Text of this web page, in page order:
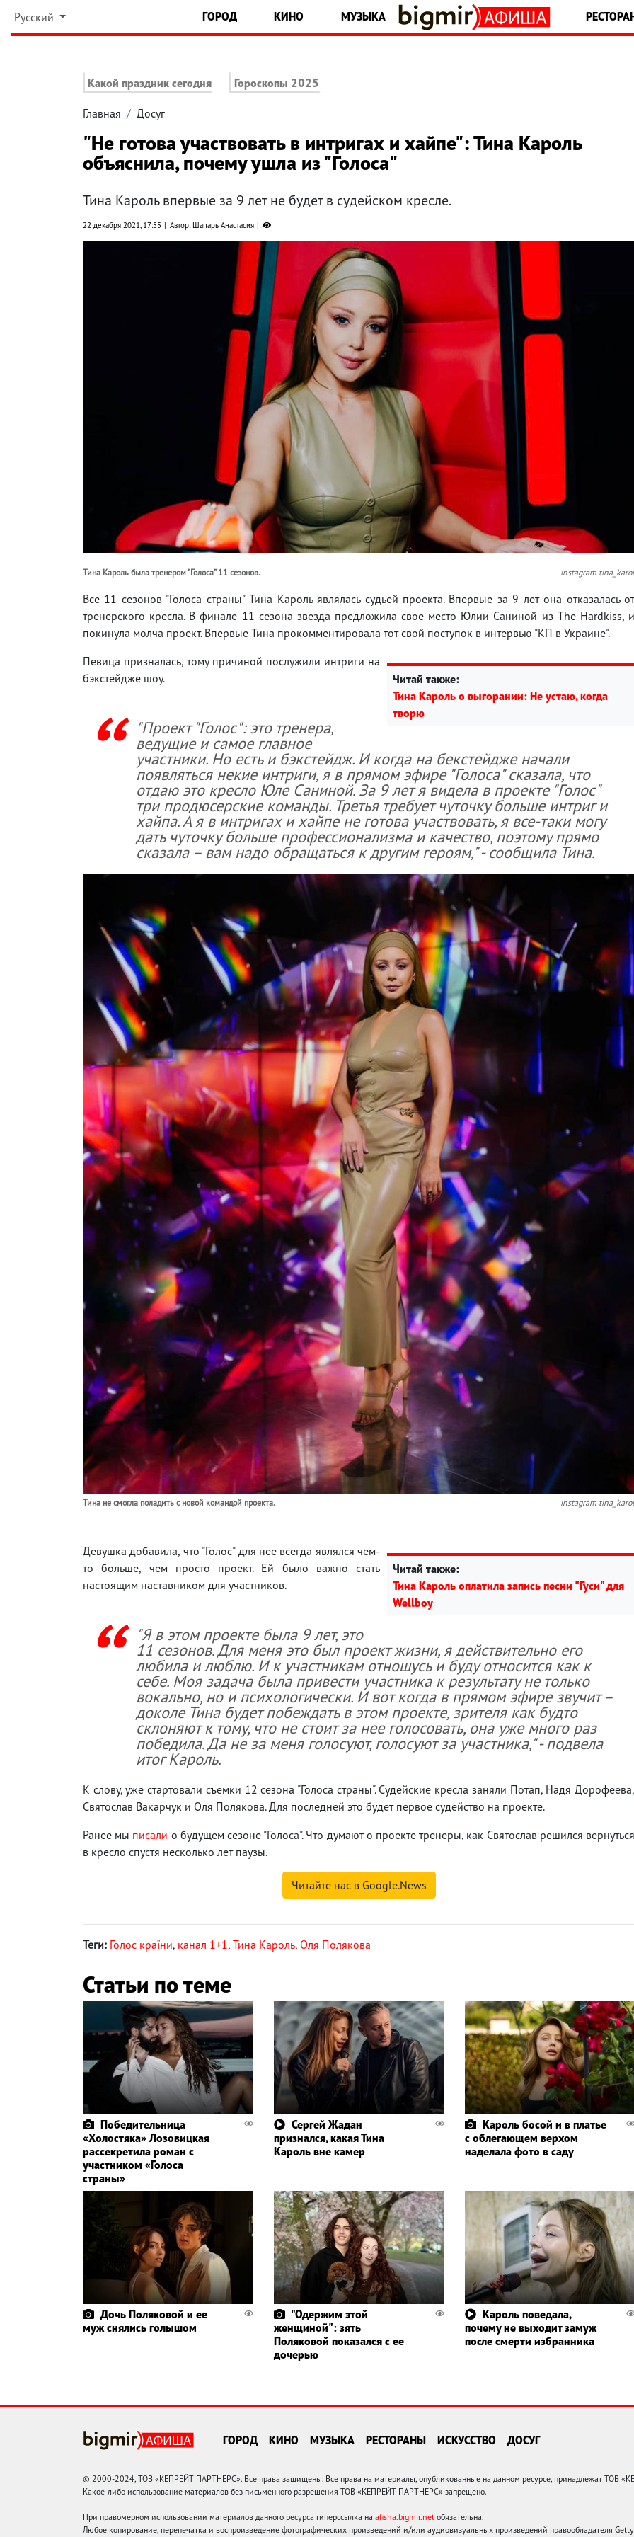
Русский ГОРОД КИНО МУЗЫКА
Какой праздник сегодня Гороскопы 2025
Главная Досуг
"Не готова участвовать в интригах и хайпе": Тина Кароль
объяснила, почему ушла из "Голоса"
Тина Кароль впервые за 9 лет не будет в судейском кресле.
22 декабря 2021, 17:55 Автор: Шапарь Анастасия
Тина Кароль была тренером ”Голоса” 11 сезонов. instagram tina_karol
Все 11 сезонов "Голоса страны" Тина Кароль являлась судьей проекта. Впервые за 9 лет она отказалась от
тренерского кресла. В финале 11 сезона звезда предложила свое место Юлии Саниной из The Hardkiss, и
покинула молча проект. Впервые Тина прокомментировала тот свой поступок в интервью "КП в Украине".
Читай также:
Тина Кароль о выгорании: Не устаю, когда
творю
Певица призналась, тому причиной послужили интриги на
бэкстейдже шоу.
"Проект "Голос": это тренера,
ведущие и самое главное
участники. Но есть и бэкстейдж. И когда на бекстейдже начали
появляться некие интриги, я в прямом эфире "Голоса" сказала, что
отдаю это кресло Юле Саниной. За 9 лет я видела в проекте "Голос"
три продюсерские команды. Третья требует чуточку больше интриг и
хайпа. А я в интригах и хайпе не готова участвовать, я все-таки могу
дать чуточку больше профессионализма и качество, поэтому прямо
сказала – вам надо обращаться к другим героям," - сообщила Тина.
Тина не смогла поладить с новой командой проекта. instagram tina_karol
Читай также:
Тина Кароль оплатила запись песни "Гуси" для
Wellboy
Девушка добавила, что "Голос" для нее всегда являлся чем-
то больше, чем просто проект. Ей было важно стать
настоящим наставником для участников.
"Я в этом проекте была 9 лет, это
11 сезонов. Для меня это был проект жизни, я действительно его
любила и люблю. И к участникам отношусь и буду относится как к
себе. Моя задача была привести участника к результату не только
вокально, но и психологически. И вот когда в прямом эфире звучит –
доколе Тина будет побеждать в этом проекте, зрителя как будто
склоняют к тому, что не стоит за нее голосовать, она уже много раз
победила. Да не за меня голосуют, голосуют за участника," - подвела
итог Кароль.
К слову, уже стартовали съемки 12 сезона "Голоса страны". Судейские кресла заняли Потап, Надя Дорофеева,
Святослав Вакарчук и Оля Полякова. Для последней это будет первое судейство на проекте.
Ранее мы писали о будущем сезоне "Голоса". Что думают о проекте тренеры, как Святослав решился
в кресло спустя несколько лет паузы.
Читайте нас в Google.News
Теги: Голос країни, канал 1+1, Тина Кароль, Оля Полякова
Статьи по теме
Победительница
«Холостяка» Лозовицкая
рассекретила роман с
участником «Голоса
страны»
Сергей Жадан
признался, какая Тина
Кароль вне камер
Кароль босой и в платье
с облегающем верхом
наделала фото в саду
Дочь Поляковой и ее
муж снялись голышом
"Одержим этой
женщиной": зять
Поляковой показался с ее
дочерью
Кароль поведала,
почему не выходит замуж
после смерти избранника
ГОРОД КИНО МУЗЫКА РЕСТОРАНЫ ИСКУССТВО ДОСУГ
© 2000-2024, ТОВ «КЕПРЕЙТ ПАРТНЕРС». Все права защищены. Все права на материалы, опубликованные на данном ресурсе, принадлежат ТОВ
Какое-либо использование материалов без письменного разрешения ТОВ «КЕПРЕЙТ ПАРТНЕРС» запрещено.
При правомерном использовании материалов данного ресурса гиперссылка на afisha.bigmir.net обязательна.
Любое копирование, перепечатка и воспроизведение фотографических произведений и/или аудиовизуальных произведений правообладателя